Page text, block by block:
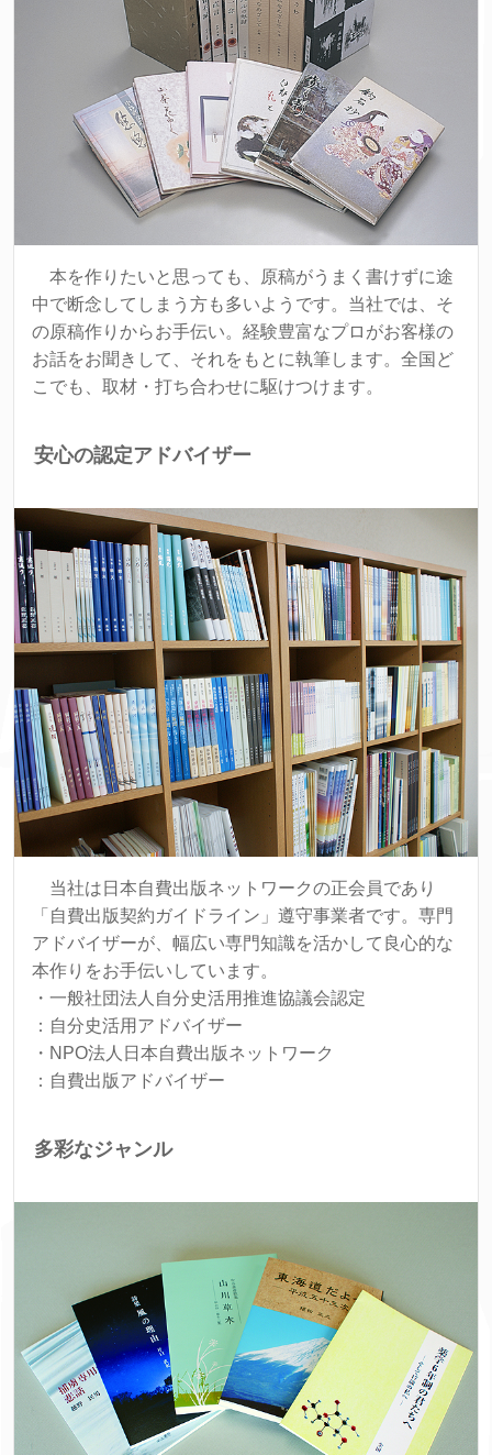
本を作りたいと思っても、原稿がうまく書けずに途
中で断念してしまう方も多いようです。当社では、そ
の原稿作りからお手伝い。経験豊富なプロがお客様の
お話をお聞きして、それをもとに執筆します。全国ど
こでも、取材・打ち合わせに駆けつけます。
安心の認定アドバイザー
当社は日本自費出版ネットワークの正会員であり
「自費出版契約ガイドライン」遵守事業者です。専門
アドバイザーが、幅広い専門知識を活かして良心的な
本作りをお手伝いしています。
・一般社団法人自分史活用推進協議会認定
：自分史活用アドバイザー
・NPO法人日本自費出版ネットワーク
：自費出版アドバイザー
多彩なジャンル